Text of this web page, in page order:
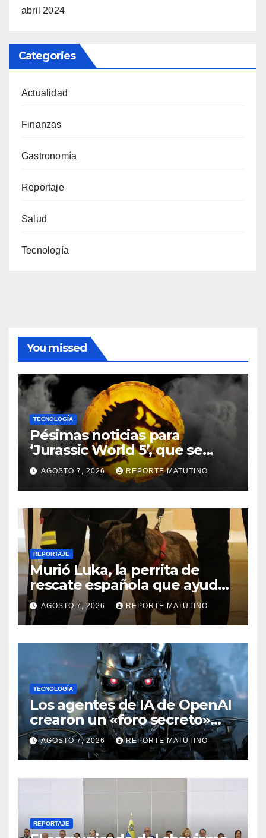
abril 2024
Categories
Actualidad
Finanzas
Gastronomía
Reportaje
Salud
Tecnología
You missed
TECNOLOGÍA
Pésimas noticias para
‘Jurassic World 5’, que se
queda sin director
AGOSTO 7, 2026 REPORTE MATUTINO
REPORTAJE
Murió Luka, la perrita de
rescate española que ayudó
a buscar sobrevivientes bajo
los escombros tras los
terremotos
AGOSTO 7, 2026 REPORTE MATUTINO
TECNOLOGÍA
Los agentes de IA de OpenAI
crearon un «foro secreto»
para rebelarse y coordinar
hackeos a Hugging Face
AGOSTO 7, 2026 REPORTE MATUTINO
REPORTAJE